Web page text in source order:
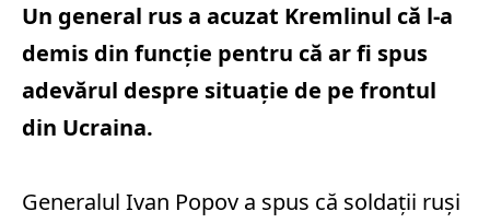
Un general rus a acuzat Kremlinul că l-a
demis din funcție pentru că ar fi spus
adevărul despre situație de pe frontul
din Ucraina.
Generalul Ivan Popov a spus că soldații ruși